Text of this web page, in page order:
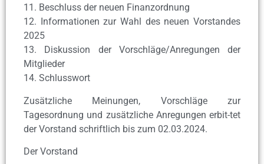
11. Beschluss der neuen Finanzordnung
12. Informationen zur Wahl des neuen Vorstandes
2025
13. Diskussion der Vorschläge/Anregungen der
Mitglieder
14. Schlusswort
Zusätzliche Meinungen, Vorschläge zur
Tagesordnung und zusätzliche Anregungen erbit-tet
der Vorstand schriftlich bis zum 02.03.2024.
Der Vorstand